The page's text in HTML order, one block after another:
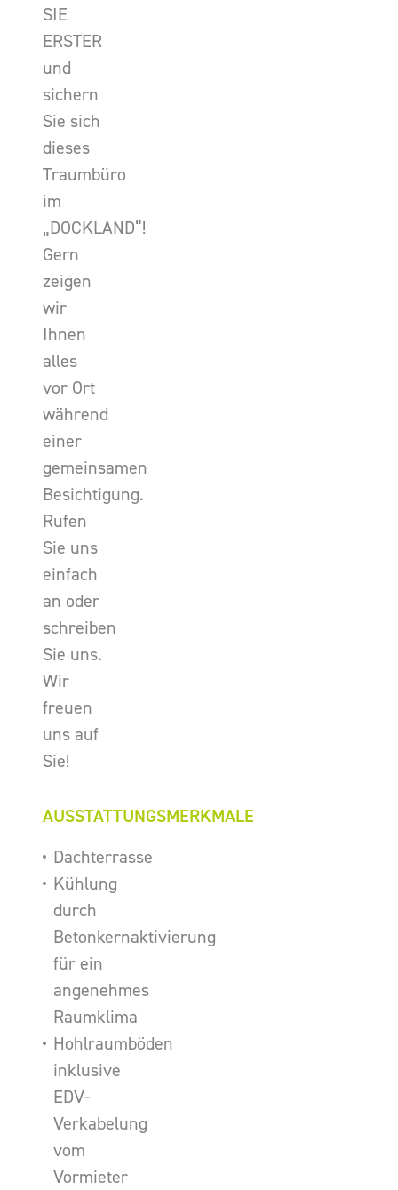
SIE
ERSTER
und
sichern
Sie sich
dieses
Traumbüro
im
„DOCKLAND“!
Gern
zeigen
wir
Ihnen
alles
vor Ort
während
einer
gemeinsamen
Besichtigung.
Rufen
Sie uns
einfach
an oder
schreiben
Sie uns.
Wir
freuen
uns auf
Sie!
AUSSTATTUNGSMERKMALE
Dachterrasse
Kühlung
durch
Betonkernaktivierung
für ein
angenehmes
Raumklima
Hohlraumböden
inklusive
EDV-
Verkabelung
vom
Vormieter